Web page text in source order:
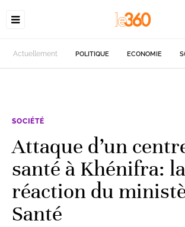
Actuellement POLITIQUE ECONOMIE
SOCIÉTÉ
Attaque d’un
santé à Khénifra: la
réaction du
Santé